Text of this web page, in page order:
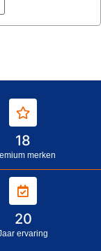
18
merken
20
ervaring